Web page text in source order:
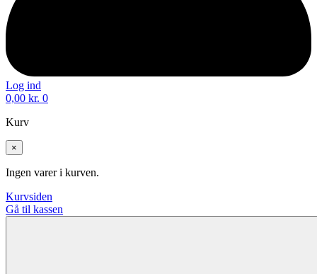
Log ind
0,00 kr. 0
Kurv
×
Ingen varer i kurven.
Kurvsiden
Gå til kassen